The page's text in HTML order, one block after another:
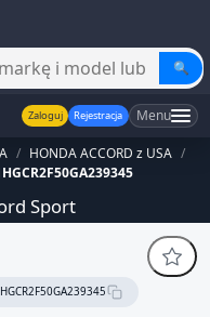
🔍
Zaloguj Rejestracja Menu
/ HONDA ACCORD z USA /
Sport